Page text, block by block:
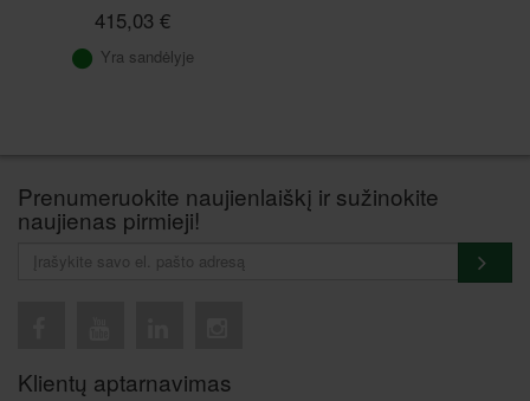
415,03 €
Yra sandėlyje
Prenumeruokite naujienlaiškį ir sužinokite
naujienas pirmieji!
Klientų aptarnavimas